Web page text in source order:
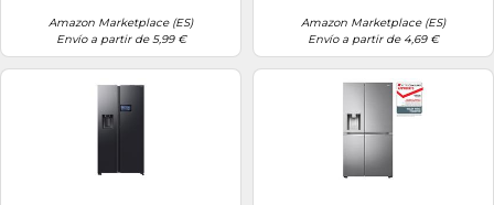
Amazon Marketplace (ES)
Envío a partir de 5,99 €
Amazon Marketplace (ES)
Envío a partir de 4,69 €